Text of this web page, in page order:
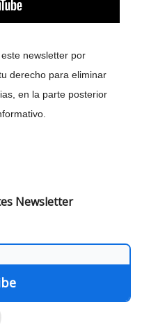
newsletter por
derecho para eliminar
en la parte posterior
Newsletter